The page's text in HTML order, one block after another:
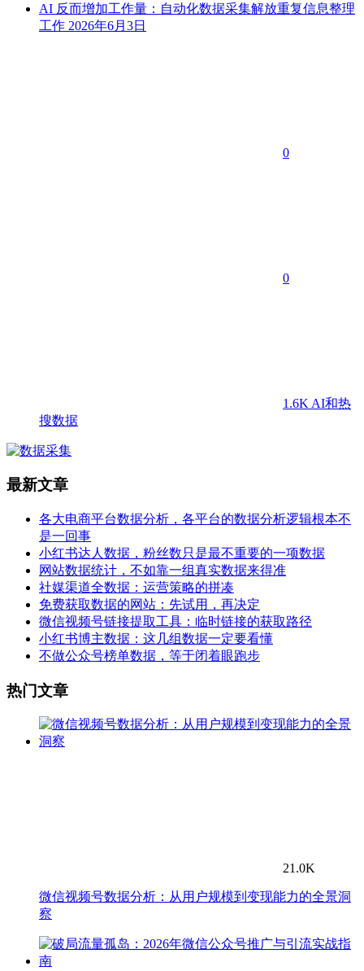
AI 反而增加工作量：自动化数据采集解放重复信息整理
工作 2026年6月3日
0
0
1.6K AI和热
搜数据
最新文章
各大电商平台数据分析，各平台的数据分析逻辑根本不
是一回事
小红书达人数据，粉丝数只是最不重要的一项数据
网站数据统计，不如靠一组真实数据来得准
社媒渠道全数据：运营策略的拼凑
免费获取数据的网站：先试用，再决定
微信视频号链接提取工具：临时链接的获取路径
小红书博主数据：这几组数据一定要看懂
不做公众号榜单数据，等于闭着眼跑步
热门文章
21.0K
微信视频号数据分析：从用户规模到变现能力的全景洞
察